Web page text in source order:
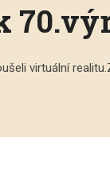
virtuální